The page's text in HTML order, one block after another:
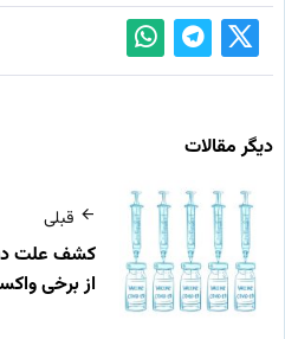
دیگر مقالات
قبلی
کشف علت
از برخی